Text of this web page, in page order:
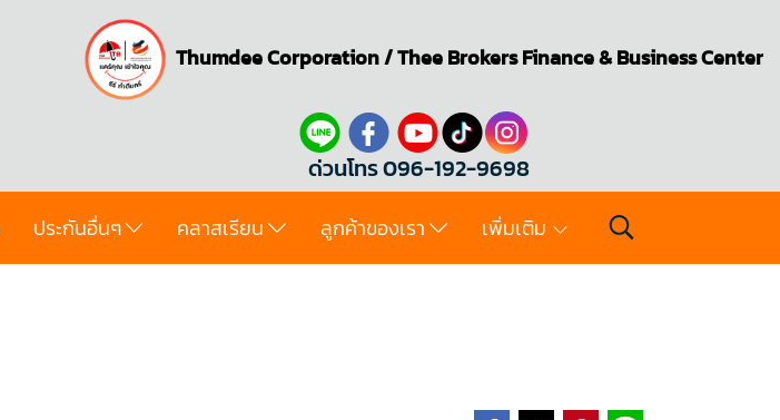
Thumdee Corporation/Thee BrokersFinance & Business Center
ด่วนโทร 096-192-9698
ประกันอื่นๆ คลาสเรียน ลูกค้าของเรา เพิ่มเติม